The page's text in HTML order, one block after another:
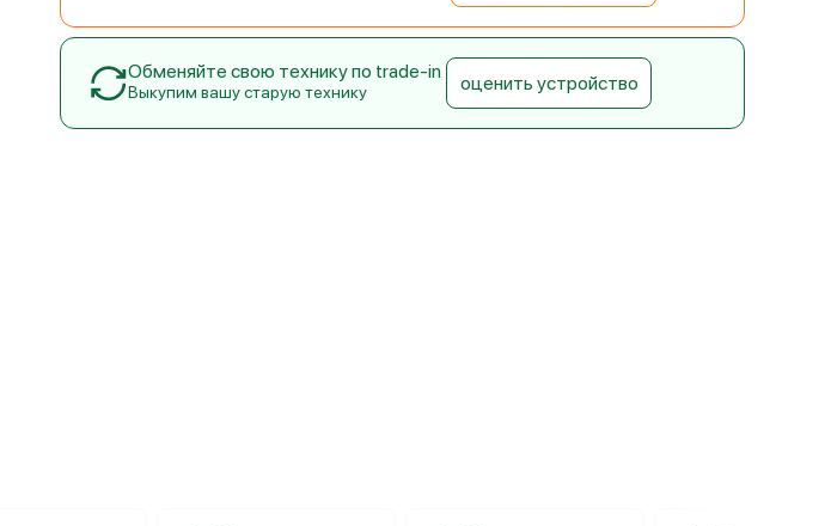
Обменяйте свою технику по trade-in
Выкупим вашу старую технику оценить устройство